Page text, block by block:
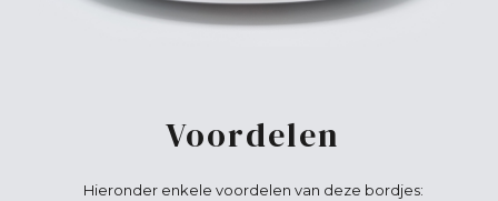
Voordelen
Hieronder enkele voordelen van deze bordjes: